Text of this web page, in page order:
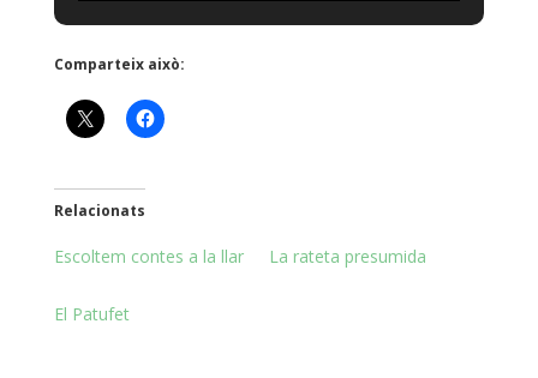
Comparteix això:
Relacionats
Escoltem contes a la llar La rateta presumida
El Patufet